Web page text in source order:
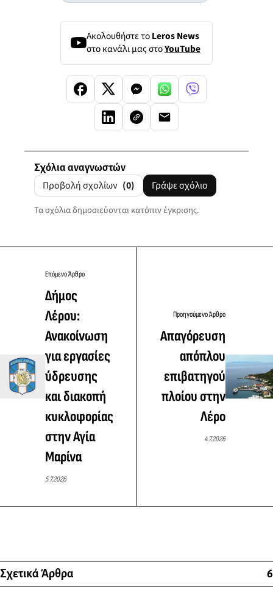
Ακολουθήστε τοLeros News
στο κανάλι μας στοYouTube
Σχόλια αναγνωστών
Προβολή σχολίων (0) Γράψε σχόλιο
Τα σχόλια δημοσιεύονται κατόπιν έγκρισης.
Επόμενο Άρθρο
Δήμος
Λέρου:
Ανακοίνωση
για εργασίες
ύδρευσης
και διακοπή
κυκλοφορίας
στην Αγία
Μαρίνα
5.7.2026
Προηγούμενο Άρθρο
Απαγόρευση
απόπλου
επιβατηγού
πλοίου στην
Λέρο
4.7.2026
Σχετικά Άρθρα 6